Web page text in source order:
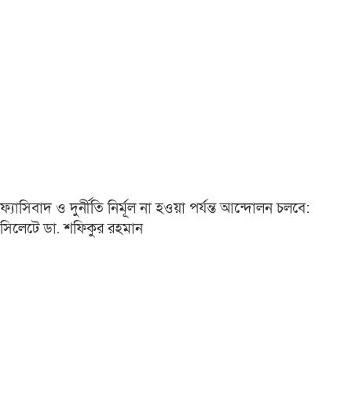
ফ্যাসিবাদ ও দুর্নীতি নির্মূল না হওয়া পর্যন্ত আন্দোলন চলবে:
সিলেটে ডা. শফিকুর রহমান